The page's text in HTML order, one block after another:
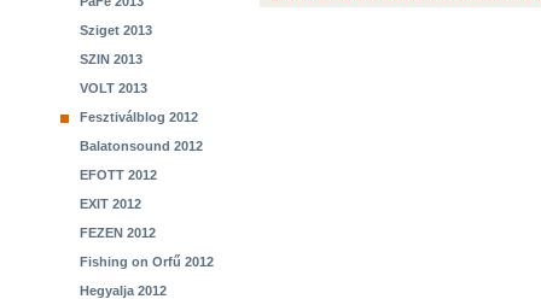
Sziget 2013
SZIN 2013
VOLT 2013
Fesztiválblog 2012
Balatonsound 2012
EFOTT 2012
EXIT 2012
FEZEN 2012
Fishing on Orfű 2012
Hegyalja 2012